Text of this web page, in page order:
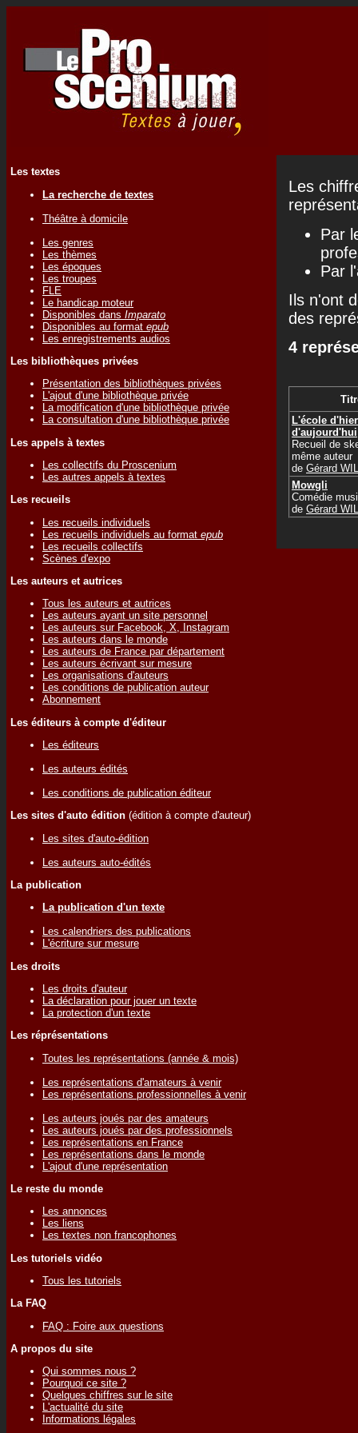
Les textes
La recherche de textes
Théâtre à domicile
Les genres
Les thèmes
Les époques
Les troupes
FLE
Le handicap moteur
Disponibles dans Imparato
Disponibles au format epub
Les enregistrements audios
Les bibliothèques privées
Présentation des bibliothèques privées
L'ajout d'une bibliothèque privée
La modification d'une bibliothèque privée
La consultation d'une bibliothèque privée
Les appels à textes
Les collectifs du Proscenium
Les autres appels à textes
Les recueils
Les recueils individuels
Les recueils individuels au format epub
Les recueils collectifs
Scènes d'expo
Les auteurs et autrices
Tous les auteurs et autrices
Les auteurs ayant un site personnel
Les auteurs sur Facebook, X, Instagram
Les auteurs dans le monde
Les auteurs de France par département
Les auteurs écrivant sur mesure
Les organisations d'auteurs
Les conditions de publication auteur
Abonnement
Les éditeurs à compte d'éditeur
Les éditeurs
Les auteurs édités
Les conditions de publication éditeur
Les sites d'auto édition (édition à compte d'auteur)
Les sites d'auto-édition
Les auteurs auto-édités
La publication
La publication d'un texte
Les calendriers des publications
L'écriture sur mesure
Les droits
Les droits d'auteur
La déclaration pour jouer un texte
La protection d'un texte
Les réprésentations
Toutes les représentations (année & mois)
Les représentations d'amateurs à venir
Les représentations professionnelles à venir
Les auteurs joués par des amateurs
Les auteurs joués par des professionnels
Les représentations en France
Les représentations dans le monde
L'ajout d'une représentation
Le reste du monde
Les annonces
Les liens
Les textes non francophones
Les tutoriels vidéo
Tous les tutoriels
La FAQ
FAQ : Foire aux questions
A propos du site
Qui sommes nous ?
Pourquoi ce site ?
Quelques chiffres sur le site
L'actualité du site
Informations légales
Les
Par
Par
Ils n'ont
des
4
L'école
d'aujourd'hui
Recueil de
même auteur
de Gérard
Mowgli
Comédie
de Gérard